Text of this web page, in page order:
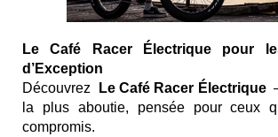
Le Café Racer Électrique pour
d’Exception
Découvrez
Le Café Racer Électrique–
la plus aboutie, pensée pour ceux
compromis.